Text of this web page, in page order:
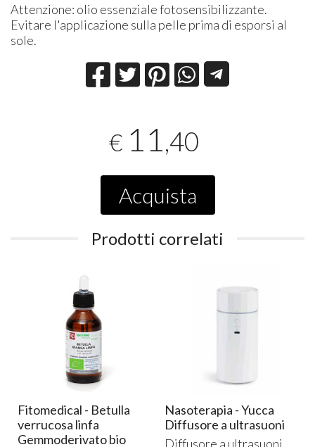
Attenzione: olio essenziale fotosensibilizzante.
Evitare l'applicazione sulla pelle prima di esporsi al
sole.
€ 11 ,40
Acquista
Prodotti correlati
Fitomedical - Betulla
verrucosa linfa
Gemmoderivato bio
Nasoterapia - Yucca
Diffusore a ultrasuoni
Diffusore a ultrasuoni